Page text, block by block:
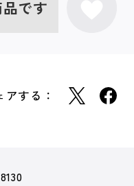
です
アする：